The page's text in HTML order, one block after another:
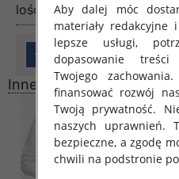
lość:
Inne produkty
Aby dalej móc
materiały redakcyjne
lepsze usługi,
dopasowanie
Twojego
finansować rozwój
Twoją prywatność.
naszych uprawnień.
bezpieczne, a zgodę
chwili na podstronie